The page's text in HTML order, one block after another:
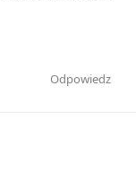
Odpowiedz